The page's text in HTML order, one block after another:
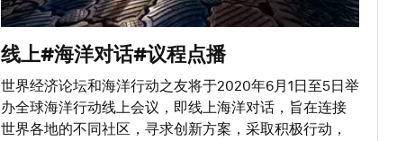
线上#海洋对话#议程点播
世界经济论坛和海洋行动之友将于2020年6月1日至5日举
办全球海洋行动线上会议，即线上海洋对话，旨在连接
世界各地的不同社区，寻求创新方案，采取积极行动，